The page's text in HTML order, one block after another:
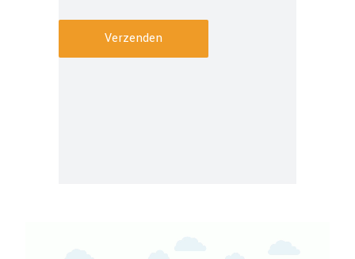
Verzenden